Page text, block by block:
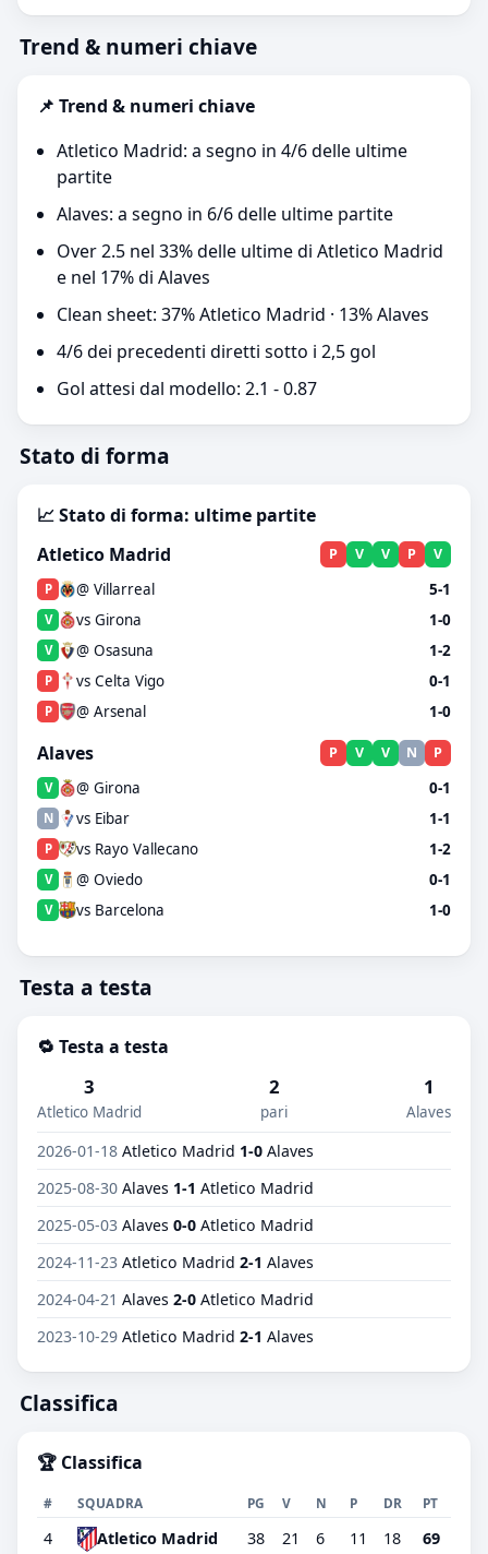
Trend & numeri chiave
📌 Trend & numeri chiave
Atletico Madrid: a segno in 4/6 delle ultime
partite
Alaves: a segno in 6/6 delle ultime partite
Over 2.5 nel 33% delle ultime di Atletico Madrid
e nel 17% di Alaves
Clean sheet: 37% Atletico Madrid · 13% Alaves
4/6 dei precedenti diretti sotto i 2,5 gol
Gol attesi dal modello: 2.1 - 0.87
Stato di forma
📈 Stato di forma: ultime partite
Atletico Madrid
P V V P V
P @ Villarreal 5-1
V vs Girona 1-0
V @ Osasuna 1-2
P vs Celta Vigo 0-1
P @ Arsenal 1-0
Alaves P V V N P
V @ Girona 0-1
N vs Eibar 1-1
P vs Rayo Vallecano 1-2
V @ Oviedo 0-1
V vs Barcelona 1-0
Testa a testa
🔁 Testa a testa
3
Atletico Madrid
2
pari
1
Alaves
2026-01-18 Atletico Madrid 1-0 Alaves
2025-08-30 Alaves 1-1 Atletico Madrid
2025-05-03 Alaves 0-0 Atletico Madrid
2024-11-23 Atletico Madrid 2-1 Alaves
2024-04-21 Alaves 2-0 Atletico Madrid
2023-10-29 Atletico Madrid 2-1 Alaves
Classifica
🏆 Classifica
# SQUADRA PG V N P DR PT
4 Atletico Madrid 38 21 6 11 18 69